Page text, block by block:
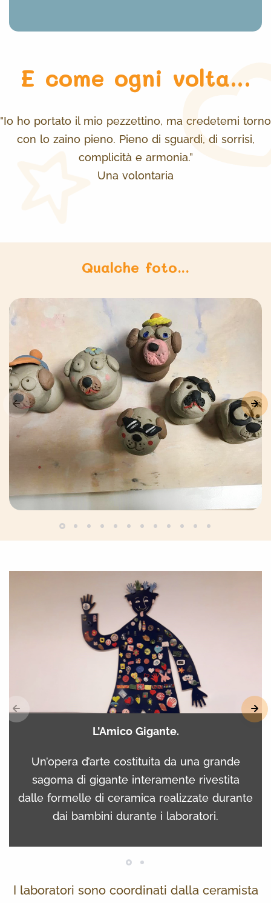
E come ogni volta...
"Io ho portato il mio pezzettino, ma credetemi torno
con lo zaino pieno. Pieno di sguardi, di sorrisi,
complicità e armonia.”
Una volontaria
Qualche foto...
L’Amico Gigante.
Un’opera d’arte costituita da una grande
sagoma di gigante interamente rivestita
dalle formelle di ceramica realizzate durante
dai bambini durante i laboratori.
I laboratori sono coordinati dalla ceramista